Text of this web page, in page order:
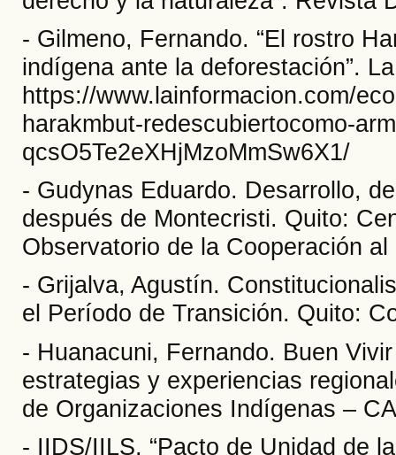
- Gilmeno, Fernando. “El rostro
indígena ante la deforestación”.
https://www.lainformacion.com/
harakmbut-redescubiertocomo-
qcsO5Te2eXHjMzoMmSw6X1/
- Gudynas Eduardo. Desarrollo,
después de Montecristi. Quito:
Observatorio de la Cooperación
- Grijalva, Agustín.
el Período de Transición. Quito:
- Huanacuni, Fernando. Buen
estrategias y experiencias
de Organizaciones Indígenas –
- IIDS/IILS. “Pacto de Unidad de